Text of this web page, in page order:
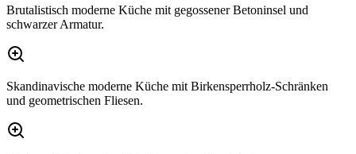
Brutalistisch moderne Küche mit gegossener Betoninsel und
schwarzer Armatur.
Skandinavische moderne Küche mit Birkensperrholz-Schränken
und geometrischen Fliesen.